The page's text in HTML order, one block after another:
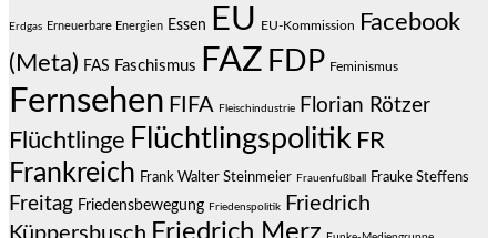
Erdgas Erneuerbare Energien Essen EU EU-Kommission
Facebook
(Meta) FAS Faschismus FAZ FDP Feminismus
Fernsehen FIFA Fleischindustrie Florian Rötzer
Flüchtlinge Flüchtlingspolitik FR
Frankreich Frank Walter Steinmeier Frauenfußball Frauke Steffens
Freitag Friedensbewegung Friedenspolitik
Friedrich
Küppersbusch Friedrich Merz